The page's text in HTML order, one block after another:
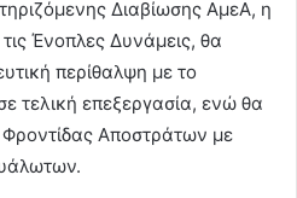
Διαβίωσης ΑμεΑ, η
Ένοπλες Δυνάμεις, θα
περίθαλψη με το
τελική επεξεργασία, ενώ θα
Αποστράτων με